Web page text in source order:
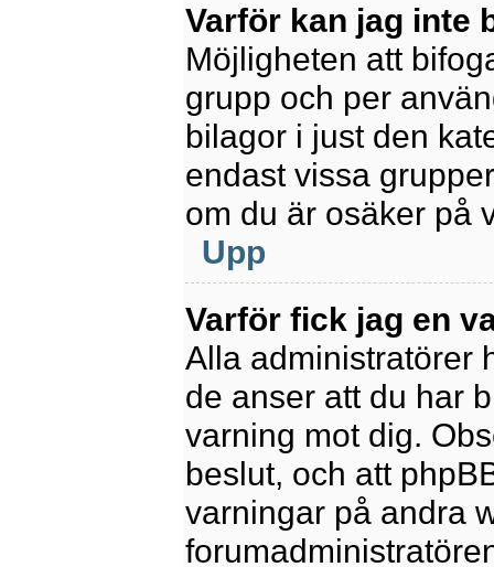
Varför kan jag inte
Möjligheten att
grupp och per
bilagor i just den
endast vissa
om du är osäker på
Upp
Varför fick jag en
Alla administratörer
de anser att du har
varning mot dig.
beslut, och att
varningar på andra